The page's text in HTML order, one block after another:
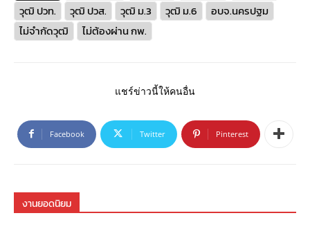
วุฒิ ปวท.
วุฒิ ปวส. วุฒิ ม.3 วุฒิ ม.6
อบจ.นครปฐม
ไม่จำกัดวุฒิ
ไม่ต้องผ่าน กพ.
แชร์ข่าวนี้ให้คนอื่น
Facebook Twitter Pinterest
งานยอดนิยม